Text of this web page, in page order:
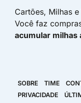
Cartões, Milhas
Você faz
acumular milhas
SOBRE TIME
PRIVACIDADE